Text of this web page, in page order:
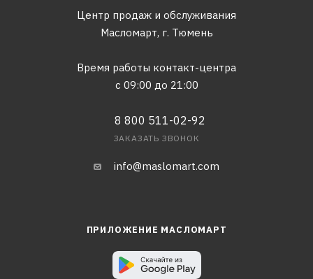
Центр продаж и обслуживания
Масломарт, г. Тюмень
Время работы контакт-центра
с 09:00 до 21:00
8 800 511-02-92
ЗАКАЗАТЬ ЗВОНОК
info@maslomart.com
ПРИЛОЖЕНИЕ МАСЛОМАРТ